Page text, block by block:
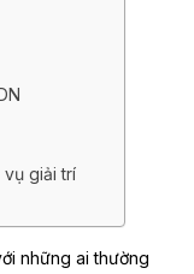
giải trí
những ai thường